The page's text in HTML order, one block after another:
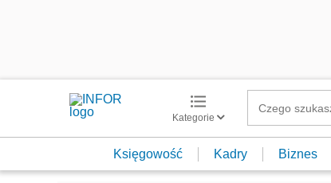
Kategorie
Księgowość Kadry Biznes